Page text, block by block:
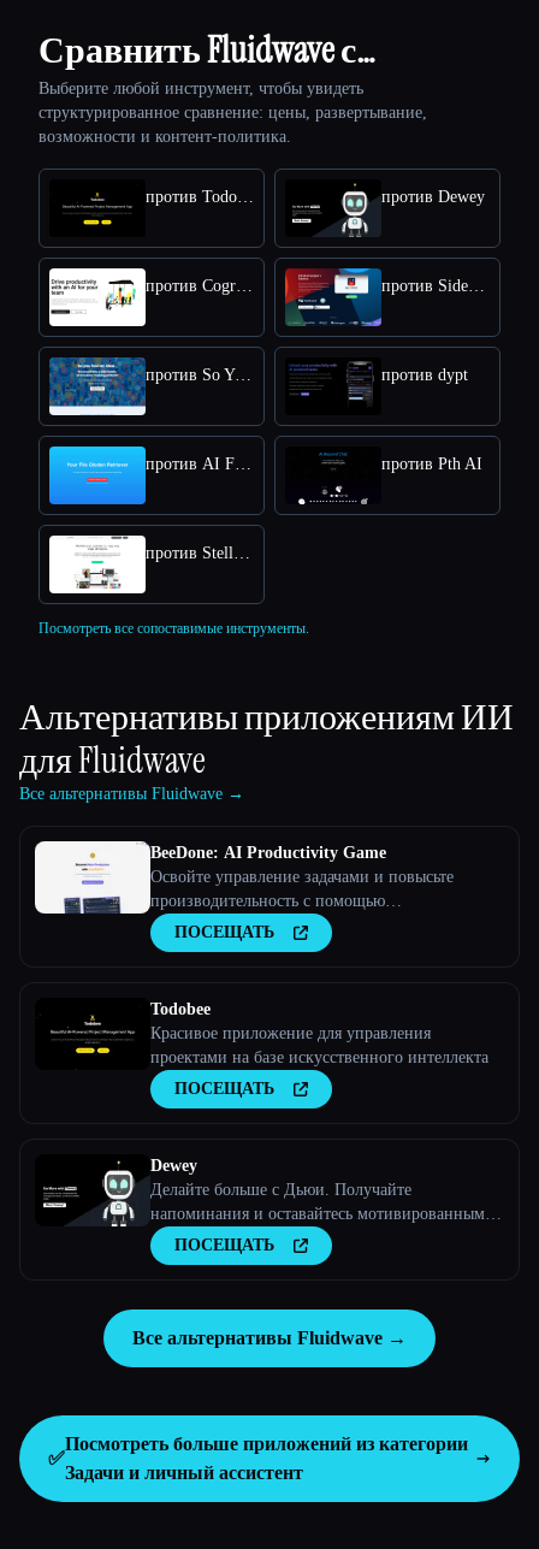
Сравнить Fluidwave с…
Выберите любой инструмент, чтобы увидеть
структурированное сравнение: цены, развертывание,
возможности и контент-политика.
против Todobee против Dewey
против Cogram против Sidekick
против So You Had An Idea против dypt
против AI Finder против Pth AI
против Stellafai
Посмотреть все сопоставимые инструменты.
Альтернативы приложениям ИИ
дляFluidwave
Все альтернативы Fluidwave →
BeeDone: AI Productivity Game
Освойте управление задачами и повысьте
производительность с помощью
геймифицированного искусственного
интеллекта
ПОСЕЩАТЬ
Todobee
Красивое приложение для управления
проектами на базе искусственного интеллекта
ПОСЕЩАТЬ
Dewey
Делайте больше с Дьюи. Получайте
напоминания и оставайтесь мотивированными
с помощью текстовых сообщений от Дьюи,
вашего друга по подотчетности ИИ.
ПОСЕЩАТЬ
Все альтернативы Fluidwave →
✅
Посмотреть больше приложений из категории
Задачи и личный ассистент